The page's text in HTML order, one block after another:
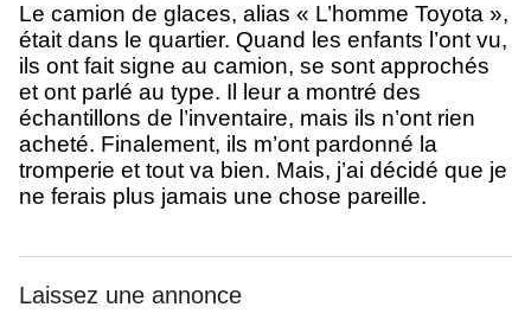
Le camion de glaces, alias « L’homme Toyota »,
était dans le quartier. Quand les enfants l’ont vu,
ils ont fait signe au camion, se sont approchés
et ont parlé au type. Il leur a montré des
échantillons de l’inventaire, mais ils n’ont rien
acheté. Finalement, ils m’ont pardonné la
tromperie et tout va bien. Mais, j’ai décidé que je
ne ferais plus jamais une chose pareille.
Laissez une annonce